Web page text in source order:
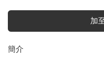
加
簡介